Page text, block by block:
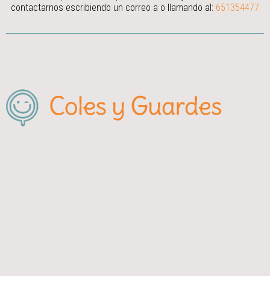
contactarnos escribiendo un correo a o llamando al: 651354477